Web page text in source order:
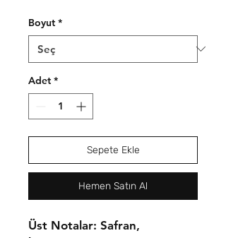
Boyut *
Adet *
Sepete Ekle
Hemen Satın Al
Üst Notalar: Safran,